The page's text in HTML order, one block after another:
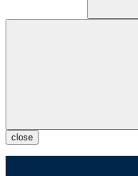
close